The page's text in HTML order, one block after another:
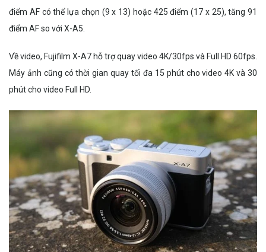
điểm AF có thể lựa chọn (9 x 13) hoặc 425 điểm (17 x 25), tăng 91
điểm AF so với X-A5.
Về video, Fujifilm X-A7 hỗ trợ quay video 4K/30fps và Full HD 60fps.
Máy ảnh cũng có thời gian quay tối đa 15 phút cho video 4K và 30
phút cho video Full HD.